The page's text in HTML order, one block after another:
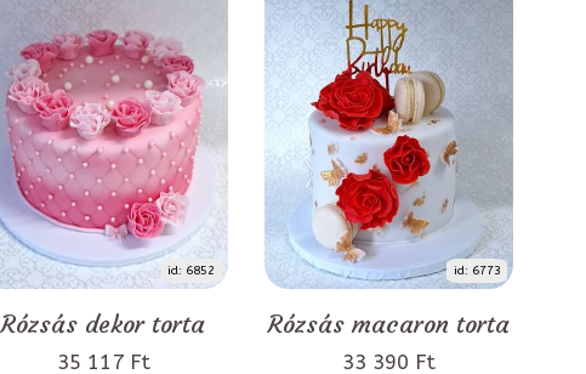
id: 6852
Rózsás dekor torta
35 117 Ft
id: 6773
Rózsás macaron torta
33 390 Ft